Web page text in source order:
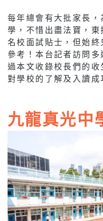
每年總會有大批家長
學，不惜出盡法寶，
名校面試貼士，但始
參考！本台記者訪問
過本文收錄校長們的
對學校的了解及入讀成
九龍真光中